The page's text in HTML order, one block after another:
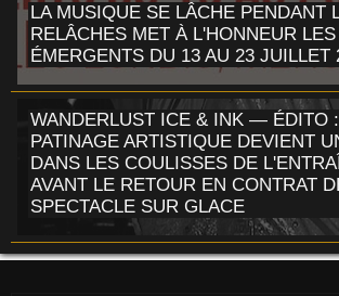
LA MUSIQUE SE LÂCHE PENDANT
RELÂCHES MET À L'HONNEUR
ÉMERGENTS DU 13 AU 23 JUILLET
WANDERLUST ICE & INK — ÉDITO
PATINAGE ARTISTIQUE DEVIENT
DANS LES COULISSES DE
AVANT LE RETOUR EN CONTRAT
SPECTACLE SUR GLACE